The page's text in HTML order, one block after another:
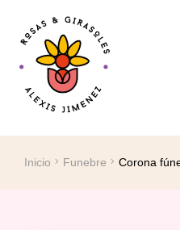
Inicio Funebre Corona